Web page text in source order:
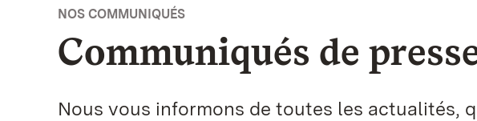
NOS COMMUNIQUÉS
Communiqués de
Nous vous informons de toutes les actualités,